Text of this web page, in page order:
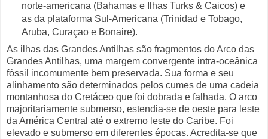
norte-americana (Bahamas e Ilhas Turks & Caicos) e
as da plataforma Sul-Americana (Trinidad e Tobago,
Aruba, Curaçao e Bonaire).
As ilhas das Grandes Antilhas são fragmentos do Arco das
Grandes Antilhas, uma margem convergente intra-oceânica
fóssil incomumente bem preservada. Sua forma e seu
alinhamento são determinados pelos cumes de uma cadeia
montanhosa do Cretáceo que foi dobrada e falhada. O arco
majoritariamente submerso, estendia-se de oeste para leste
da América Central até o extremo leste do Caribe. Foi
elevado e submerso em diferentes épocas. Acredita-se que